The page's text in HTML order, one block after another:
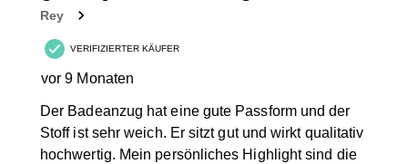
Bewertungen.
Rey
VERIFIZIERTER KÄUFER
vor 9 Monaten
Der Badeanzug hat eine gute Passform und der
Stoff ist sehr weich. Er sitzt gut und wirkt qualitativ
hochwertig. Mein persönliches Highlight sind die